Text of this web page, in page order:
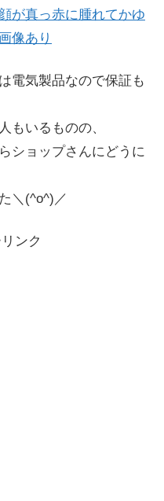
が真っ赤に腫れてかゆ
像あり
電気製品なので保証も
もいるものの、
ショップさんにどうに
＼(^o^)／
ンク